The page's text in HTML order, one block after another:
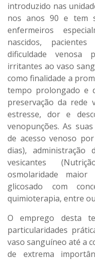
introduzido nas
nos anos 90 e tem
enfermeiros
nascidos,
dificuldade venosa
irritantes ao vaso
como finalidade a
tempo prolongado e
preservação da rede
estresse, dor e
venopunções. As
de acesso venoso
dias), administração
vesicantes
osmolaridade
glicosado com
quimioterapia, entre
O emprego desta
particularidades
vaso sanguíneo até a
de extrema